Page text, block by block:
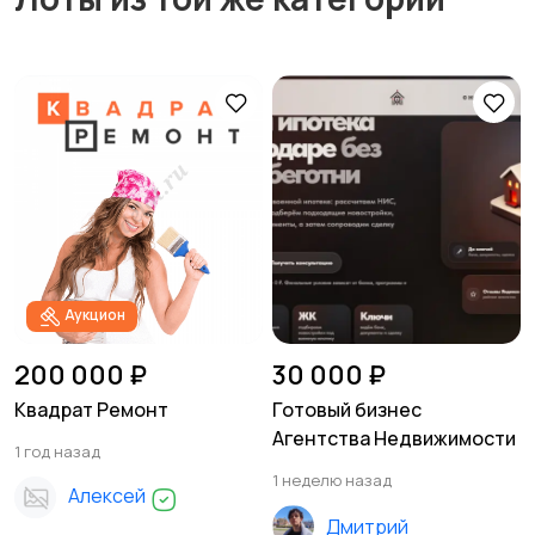
Аукцион
200 000 ₽
Квадрат Ремонт
1 год назад
Алексей
30 000 ₽
Готовый бизнес
Агентства Недвижимости
1 неделю назад
Дмитрий